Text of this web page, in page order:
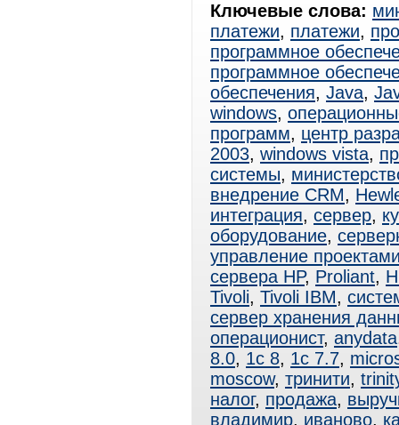
Ключевые слова:
платежи, платежи,
программное
программное
обеспечения, Java,
windows,
программ, центр
2003, windows vista,
системы,
внедрение CRM,
интеграция, сервер,
оборудование,
управление
сервера HP, Proliant,
Tivoli, Tivoli IBM,
сервер хранения
операционист, anydata
8.0, 1с 8, 1с 7.7,
moscow, тринити,
налог, продажа,
владимир, иваново,